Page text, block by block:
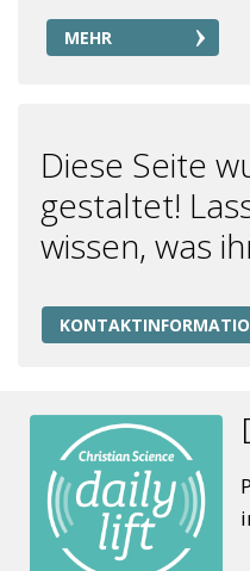
MEHR
Diese Seite
gestaltet!
wissen, was